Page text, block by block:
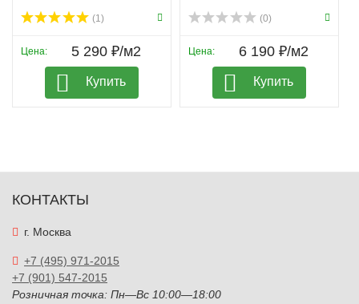
(1)
Цена: 5 290 ₽/м2
Купить
(0)
Цена: 6 190 ₽/м2
Купить
КОНТАКТЫ
г. Москва
+7 (495) 971-2015
+7 (901) 547-2015
Розничная точка: Пн—Вс 10:00—18:00